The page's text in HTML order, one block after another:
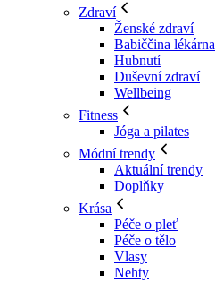
Zdraví
Ženské zdraví
Babiččina lékárna
Hubnutí
Duševní zdraví
Wellbeing
Fitness
Jóga a pilates
Módní trendy
Aktuální trendy
Doplňky
Krása
Péče o pleť
Péče o tělo
Vlasy
Nehty